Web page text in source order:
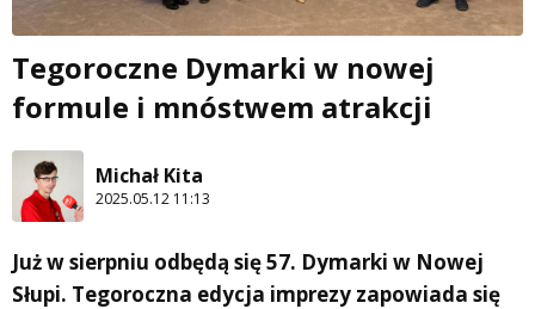
Tegoroczne Dymarki w nowej
formule i mnóstwem atrakcji
Michał Kita
2025.05.12 11:13
Już w sierpniu odbędą się 57. Dymarki w Nowej
Słupi. Tegoroczna edycja imprezy zapowiada się